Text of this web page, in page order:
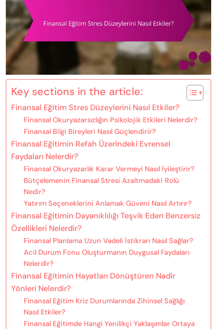
Key sections in the article:
Finansal Eğitim Stres Düzeylerini Nasıl Etkiler?
Finansal Okuryazarsızlığın Psikolojik Etkileri Nelerdir?
Finansal Bilgi Bireyleri Nasıl Güçlendirir?
Finansal Eğitimin Refah Üzerindeki Evrensel
Faydaları Nelerdir?
Finansal Okuryazarlık Karar Vermeyi Nasıl İyileştirir?
Bütçelemenin Finansal Stresi Azaltmadaki Rolü
Nedir?
Yatırım Seçeneklerini Anlamak Güveni Nasıl Artırır?
Finansal Eğitimin Dayanıklılığı Teşvik Eden Benzersiz
Özellikleri Nelerdir?
Finansal Planlama Uzun Vadeli İstikrarı Nasıl Sağlar?
Acil Durum Fonu Oluşturmanın Duygusal Faydaları
Nelerdir?
Finansal Eğitimin Hayatları Dönüştüren Nadir
Yönleri Nelerdir?
Finansal Eğitim Kriz Durumlarında Zihinsel Sağlığı
Nasıl Etkiler?
Finansal Eğitimde Hangi Yenilikçi Yaklaşımlar Ortaya